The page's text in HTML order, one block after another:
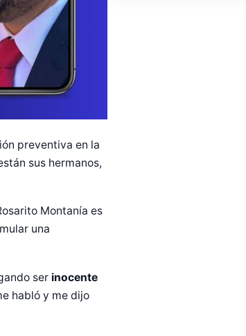
preventiva en la
sus hermanos,
Montanía es
una
ser inocente
habló y me dijo